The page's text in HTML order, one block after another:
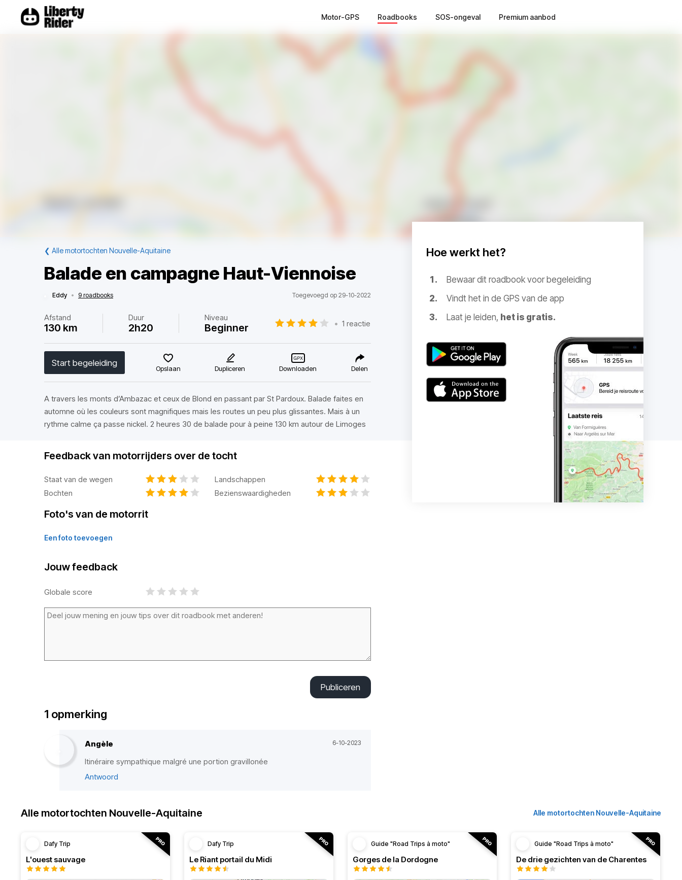
Motor-GPS Roadbooks SOS-ongeval Premium aanbod
❮ Alle motortochten Nouvelle-Aquitaine
Balade en campagne Haut-Viennoise
Eddy • 9 roadbooks Toegevoegd op 29-10-2022
Afstand
130 km
Duur
2h20
Niveau
Beginner • 1 reactie
Start begeleiding
Opslaan Dupliceren Downloaden Delen
A travers les monts d’Ambazac et ceux de Blond en passant par St Pardoux. Balade faites en
automne où les couleurs sont magnifiques mais les routes un peu plus glissantes. Mais à un
rythme calme ça passe nickel. 2 heures 30 de balade pour à peine 130 km autour de Limoges
Hoe werkt het?
Bewaar dit roadbook voor begeleiding
Vindt het in de GPS van de app
Laat je leiden, het is gratis.
Feedback van motorrijders over de tocht
Staat van de wegen
Landschappen
Bochten
Bezienswaardigheden
Foto's van de motorrit
Een foto toevoegen
Jouw feedback
Globale score
Publiceren
1 opmerking
Angèle 6-10-2023
Itinéraire sympathique malgré une portion gravillonée
Antwoord
Alle motortochten Nouvelle-Aquitaine Alle motortochten Nouvelle-Aquitaine
Dafy Trip
L'ouest sauvage
Dafy Trip
Le Riant portail du Midi
Guide "Road Trips à moto"
Gorges de la Dordogne
Guide "Road Trips à moto"
De drie gezichten van de Charentes